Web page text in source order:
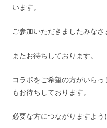
います。
ご参加いただきましたみなさ
またお待ちしております。
コラボをご希望の方がいら
もお待ちしております。
必要な方につながりますよう